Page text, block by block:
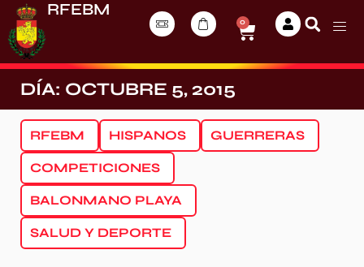
RFEBM
0
DÍA: OCTUBRE 5, 2015
RFEBM HISPANOS GUERRERAS
COMPETICIONES
BALONMANO PLAYA
SALUD Y DEPORTE